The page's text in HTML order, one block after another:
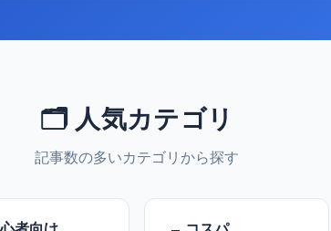
🗂️ 人気カテゴリ
記事数の多いカテゴリから探す